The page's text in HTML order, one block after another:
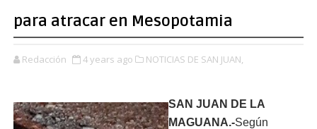
para atracar en Mesopotamia
Redacción 4 years ago NOTICIAS DE SAN JUAN,
SAN JUAN DE LA
MAGUANA.-Según